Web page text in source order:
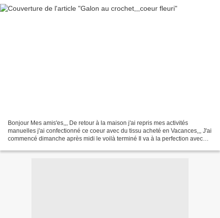
Bonjour Mes amis'es,,, De retour à la maison j'ai repris mes activités
manuelles j'ai confectionné ce coeur avec du tissu acheté en Vacances,,, J'ai
commencé dimanche après midi le voilà terminé Il va à la perfection avec